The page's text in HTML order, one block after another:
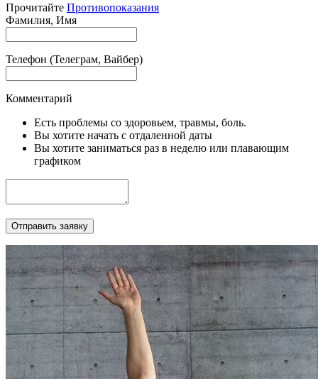
Прочитайте Противопоказания
Фамилия, Имя
Телефон (Телеграм, Вайбер)
Комментарий
Есть проблемы со здоровьем, травмы, боль.
Вы хотите начать с отдаленной даты
Вы хотите заниматься раз в неделю или плавающим
графиком
Отправить заявку